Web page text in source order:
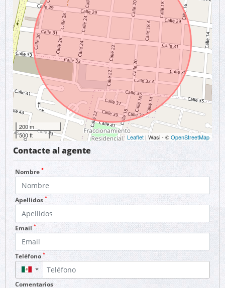
200 m
500 ft
Leaflet | Wasi - ©OpenStreetMap
Contacte al agente
Nombre*
Apellidos *
Email*
Teléfono *
▼
Comentarios